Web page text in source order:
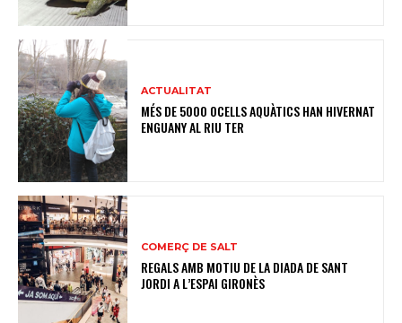
ACTUALITAT
MÉS DE 5000 OCELLS AQUÀTICS HAN HIVERNAT
ENGUANY AL RIU TER
COMERÇ DE SALT
REGALS AMB MOTIU DE LA DIADA DE SANT
JORDI A L’ESPAI GIRONÈS